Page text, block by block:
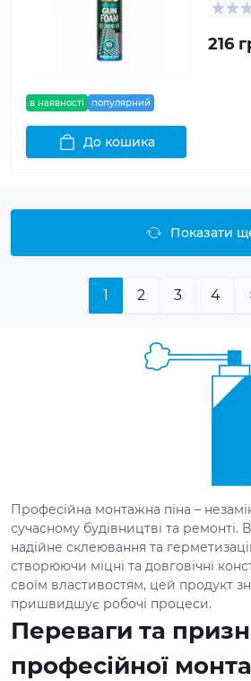
в наявності популярний
216
До кошика
Показати
1 2 3 4
Професійна монтажна піна –
сучасному будівництві та ремонті.
надійне склеювання та
створюючи міцні та довговічні
своїм властивостям, цей продукт
пришвидшує робочі процеси.
Переваги та
професійної